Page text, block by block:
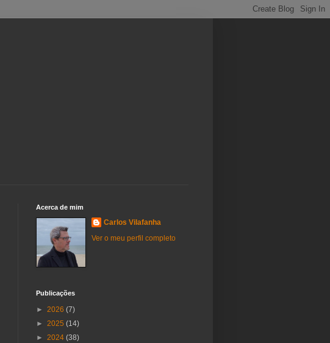
Acerca de mim
Carlos Vilafanha
Ver o meu perfil completo
Publicações
► 2026 (7)
► 2025 (14)
► 2024 (38)